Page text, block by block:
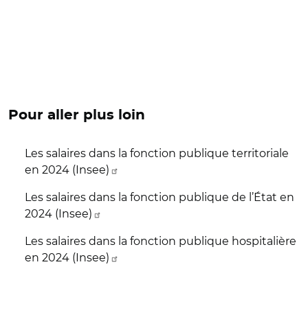
Pour aller plus loin
Les salaires dans la fonction publique territoriale
en 2024 (Insee)
Les salaires dans la fonction publique de l’État en
2024 (Insee)
Les salaires dans la fonction publique hospitalière
en 2024 (Insee)